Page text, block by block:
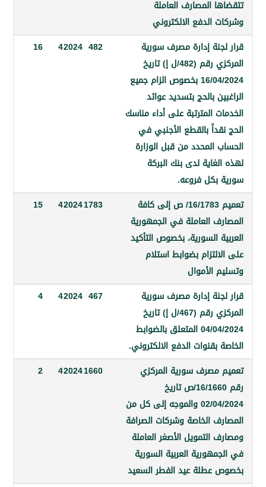
المصارف العاملة
الدفع الالكتروني
إدارة مصرف سورية
المركزي رقم (482/ل إ) تاريخ
16/04/2024 بخصوص الزام جميع
بالحج بتسديد عوائد
المترتبة على أداء مناسك
بالقطع الأجنبي في
المحدد من قبل الوزارة
لدى بنك البركة
فروعه.
482
16
تعميم 16/1783/ ص إلى كافة
العاملة في الجمهورية
السورية، بخصوص التأكيد
بضوابط استلام
الأموال
1783
15
إدارة مصرف سورية
المركزي رقم (467/ل إ) تاريخ
04/04/2024 المتعلق بالضوابط
الدفع الالكتروني.
467
4
سورية المركزي
رقم 16/1660/ص تاريخ
02/04/2024 والموجه إلى كل من
الخاصة وشركات الصرافة
التمويل الأصغر العاملة
العربية السورية
عيد الفطر السعيد
1660
2